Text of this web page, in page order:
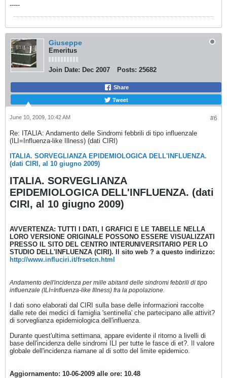
-----
Giuseppe
Emeritus
Join Date: Dec 2007 Posts: 25682
Share
Tweet
#6
June 10, 2009, 10:42 AM
Re: ITALIA: Andamento delle Sindromi febbrili di tipo influenzale
(ILI=Influenza-like Illness) (dati CIRI)
ITALIA. SORVEGLIANZA EPIDEMIOLOGICA DELL'INFLUENZA.
(dati CIRI, al 10 giugno 2009)
ITALIA. SORVEGLIANZA
EPIDEMIOLOGICA DELL'INFLUENZA. (dati
CIRI, al 10 giugno 2009)
AVVERTENZA: TUTTI I DATI, I GRAFICI E LE TABELLE NELLA
LORO VERSIONE ORIGINALE POSSONO ESSERE VISUALIZZATI
PRESSO IL SITO DEL CENTRO INTERUNIVERSITARIO PER LO
STUDIO DELL'INFLUENZA (CIRI). Il sito web ? a questo indirizzo:
http://www.influciri.it/frsetcn.html
Andamento dell'incidenza per mille abitanti delle sindromi febbrili di tipo
influenzale (ILI=Influenza-like Illness) fra la popolazione.
I dati sono elaborati dal CIRI sulla base delle informazioni raccolte
dalle rete dei medici di famiglia 'sentinella' che partecipano alle attivit?
di sorveglianza epidemiologica dell'influenza.
Durante quest'ultima settimana, appare evidente il ritorno a livelli di
base dell'incidenza delle sindromi ILI per tutte le fasce di et?. Il valore
globale dell'incidenza riamane al di sotto del limite epidemico.
Aggiornamento: 10-06-2009 alle ore: 10.48